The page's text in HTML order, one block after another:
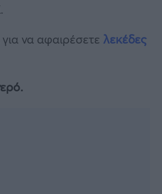
να αφαιρέσετε λεκέδες